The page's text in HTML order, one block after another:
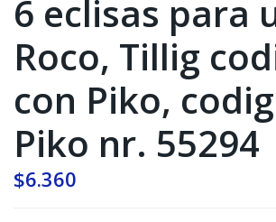
6 eclisas para
Roco, Tillig
con Piko,
Piko nr. 55294
$6.360